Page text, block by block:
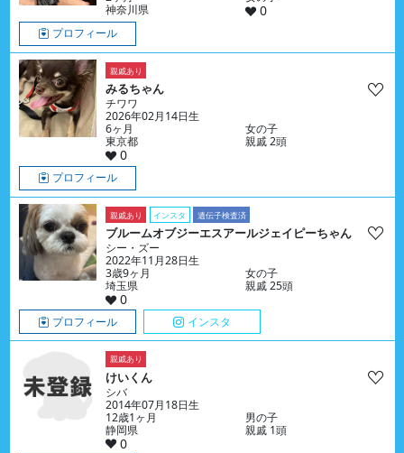
神奈川県
0
プロフィール
親戚あり
みるちゃん
チワワ
2026年02月14日生
6ヶ月
女の子
東京都
親戚 2頭
0
プロフィール
親戚あり インスタ 遺伝子検査済
ブルームオブジーエスアールジェイピーちゃん
シー・ズー
2022年11月28日生
3歳9ヶ月
女の子
埼玉県
親戚 25頭
0
プロフィール インスタ
親戚あり
けいくん
シバ
2014年07月18日生
12歳1ヶ月
男の子
静岡県
親戚 1頭
0